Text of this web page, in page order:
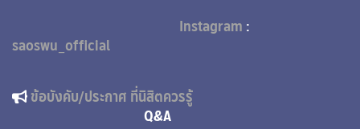
Instagram :
saoswu_official
ข้อบังคับ/ประกาศ ที่นิสิตควรรู้
Q&A